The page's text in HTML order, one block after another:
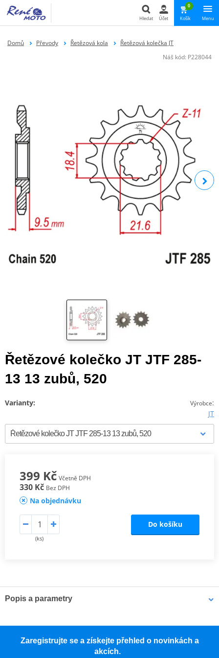
Hledat Účet
0
Košík Menu
Domů Převody Řetězová kola
Řetězová kolečka JT
Náš kód: P228044
Řetězové kolečko JT JTF 285-
13 13 zubů, 520
Výrobce:
JT
Varianty:
399 Kč Včetně DPH
330 Kč Bez DPH
Na objednávku
(ks)
Do košíku
Popis a parametry
Řetězová kolečka JT jsou vyráběna pouze z vysoce kvalitní slitiny
chrom-molybdenové oceli SCM420. Sortiment ocelových rozet JT
Zaregistrujte se a získejte přehled o novinkách a
akcích.